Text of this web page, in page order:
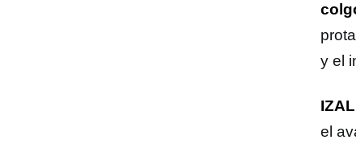
y el
el